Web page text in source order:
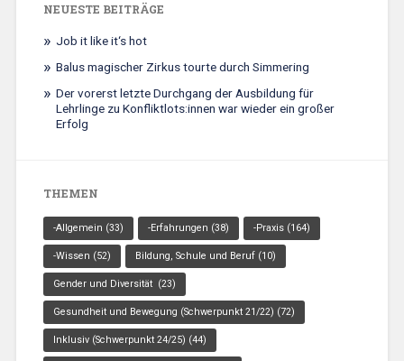
NEUESTE BEITRÄGE
Job it like it‘s hot
Balus magischer Zirkus tourte durch Simmering
Der vorerst letzte Durchgang der Ausbildung für
Lehrlinge zu Konfliktlots:innen war wieder ein großer
Erfolg
THEMEN
-Allgemein (33) -Erfahrungen (38) -Praxis(164)
-Wissen (52) Bildung, Schule und Beruf(10)
Gender und Diversität (23)
Gesundheit und Bewegung (Schwerpunkt 21/22) (72)
Inklusiv (Schwerpunkt 24/25) (44)